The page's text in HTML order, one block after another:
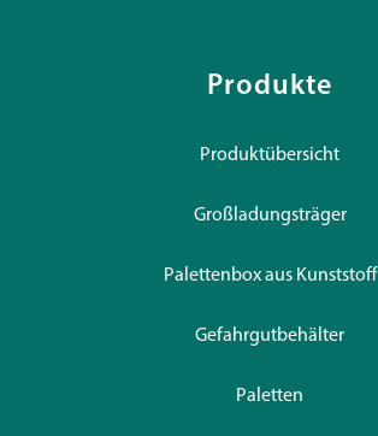
Produkte
Produktübersicht
Großladungsträger
Palettenbox aus Kunststoff
Gefahrgutbehälter
Paletten